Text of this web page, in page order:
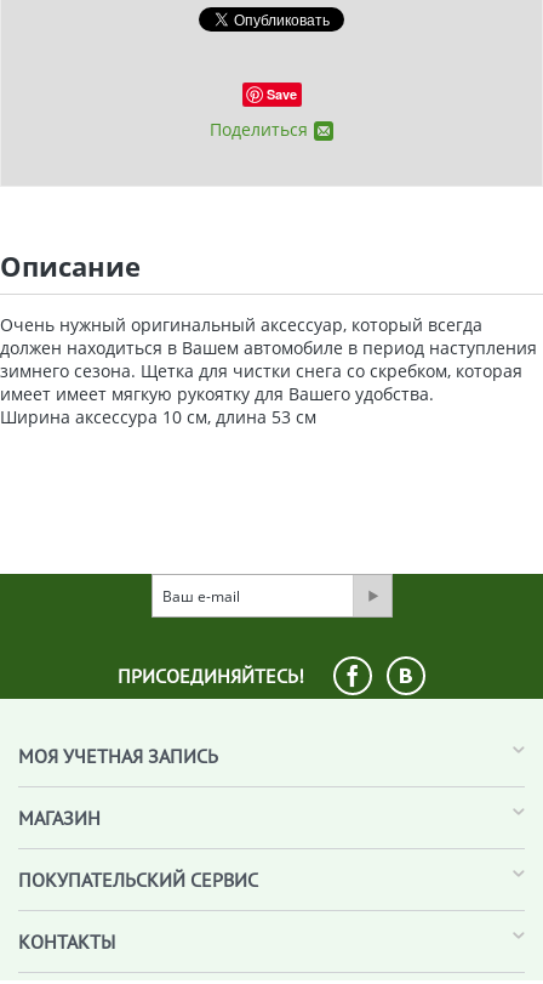
Save
Поделиться
Описание
Очень нужный оригинальный аксессуар, который всегда
должен находиться в Вашем автомобиле в период наступления
зимнего сезона. Щетка для чистки снега со скребком, которая
имеет имеет мягкую рукоятку для Вашего удобства.
Ширина аксессура 10 см, длина 53 см
ПРИСОЕДИНЯЙТЕСЬ!
МОЯ УЧЕТНАЯ ЗАПИСЬ
МАГАЗИН
ПОКУПАТЕЛЬСКИЙ СЕРВИС
КОНТАКТЫ